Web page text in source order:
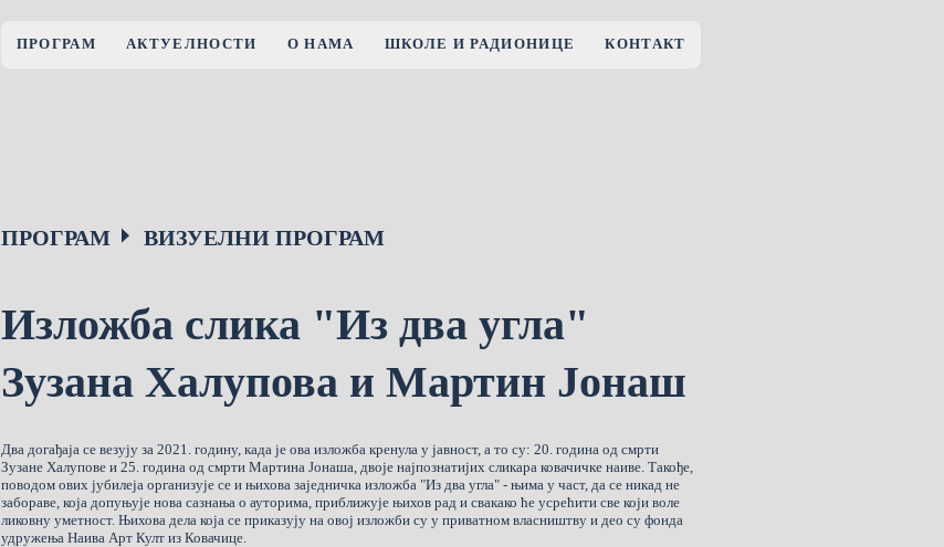
ПРОГРАМ АКТУЕЛНОСТИ О НАМА ШКОЛЕ И РАДИОНИЦЕ КОНТАКТ
ПРОГРАМ ВИЗУЕЛНИ ПРОГРАМ
Изложба слика "Из два угла"
Зузана Халупова и Мартин Јонаш
Два догађаја се везују за 2021. годину, када је ова изложба кренула у јавност, а то су: 20. година од смрти
Зузане Халупове и 25. година од смрти Мартина Јонаша, двоје најпознатијих сликара ковачичке наиве. Такође,
поводом ових јубилеја организује се и њихова заједничка изложба "Из два угла" - њима у част, да се никад не
забораве, која допуњује нова сазнања о ауторима, приближује њихов рад и свакако ће усрећити све који воле
ликовну уметност. Њихова дела која се приказују на овој изложби су у приватном власништву и део су фонда
удружења Наива Арт Култ из Ковачице.